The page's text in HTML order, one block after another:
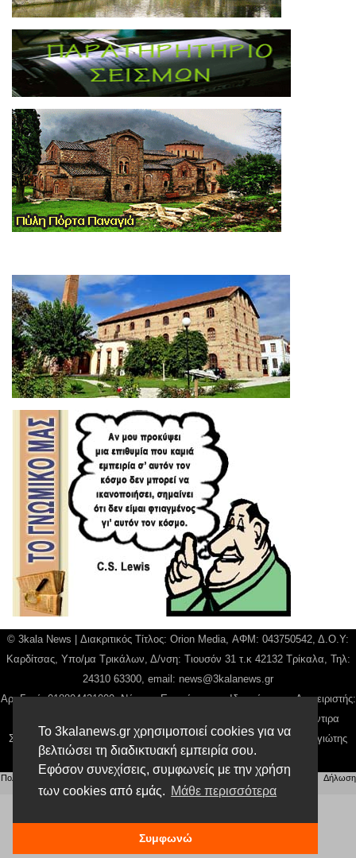
Το 3kalanews.gr χρησιμοποιεί cookies για να
βελτιώσει τη διαδικτυακή εμπειρία σου.
Εφόσον συνεχίσεις, συμφωνείς με την χρήση
των cookies από εμάς. Μάθε περισσότερα
Συμφωνώ
© 3kala News | Διακριτικός Τίτλος: Orion Media, ΑΦΜ: 043750542, Δ.Ο.Υ:
Καρδίτσας, Υπο/μα Τρικάλων, Δ/νση: Τιουσόν 31 τ.κ 42132 Τρίκαλα, Τηλ:
24310 63300, email: news@3kalanews.gr
Αρ. Γεμή: 018804431000, Νόμιμος Εκπρόσωπος, Ιδιοκτήτης και Διαχειριστής:
Παναγιώτης Φιλίππου, Διευθύντρια: Γιαννουσά Βασιλική, Διευθύντιρα
Σύνταξης: Μπαλαμπάνη Βασιλική. Δικαιούχος domain name Παναγιώτης
Φιλίππου
Πολιτική απορρήτου Αίτηση Διαχείρισης Προσωπικών Δεδομένων |Όροι χρήσης
Δήλωση
Συμμόρφωσης